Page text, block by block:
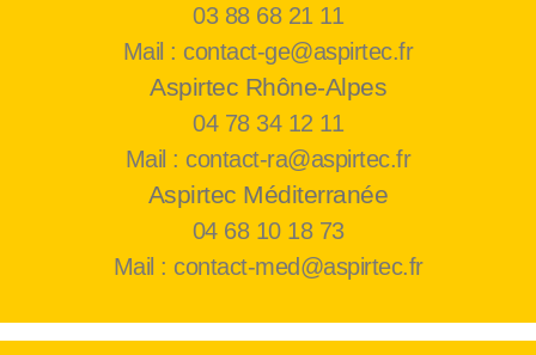
03 88 68 21 11
Mail : contact-ge@aspirtec.fr
Aspirtec Rhône-Alpes
04 78 34 12 11
Mail : contact-ra@aspirtec.fr
Aspirtec Méditerranée
04 68 10 18 73
Mail : contact-med@aspirtec.fr